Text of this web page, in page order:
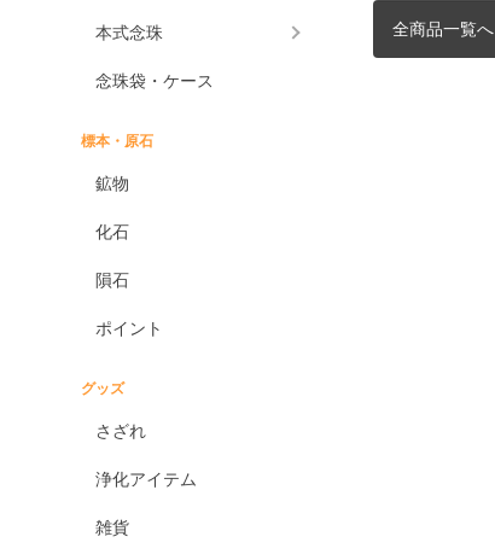
本式念珠
念珠袋・ケース
標本・原石
鉱物
化石
隕石
ポイント
グッズ
さざれ
浄化アイテム
雑貨
全商品一覧へ